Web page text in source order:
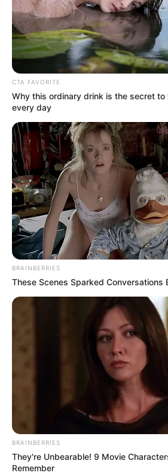
CTA FAVORITE
Why this ordinary drink is the secret
every day
BRAINBERRIES
These Scenes Sparked Conversations
BRAINBERRIES
They're Unbearable! 9 Movie
Remember